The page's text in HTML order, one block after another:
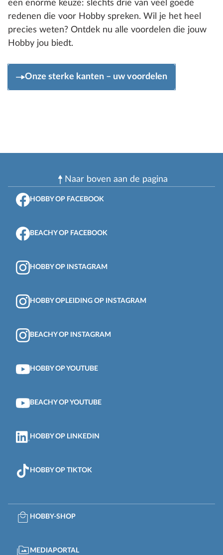
een enorme keuze: slechts drie van veel goede
redenen die voor Hobby spreken. Wil je het heel
precies weten? Ontdek nu alle voordelen die jouw
Hobby jou biedt.
Onze sterke kanten – uw voordelen
Naar boven aan de pagina
HOBBY OP FACEBOOK
BEACHY OP FACEBOOK
HOBBY OP INSTAGRAM
HOBBY OPLEIDING OP INSTAGRAM
BEACHY OP INSTAGRAM
HOBBY OP YOUTUBE
BEACHY OP YOUTUBE
HOBBY OP LINKEDIN
HOBBY OP TIKTOK
HOBBY-SHOP
MEDIAPORTAL